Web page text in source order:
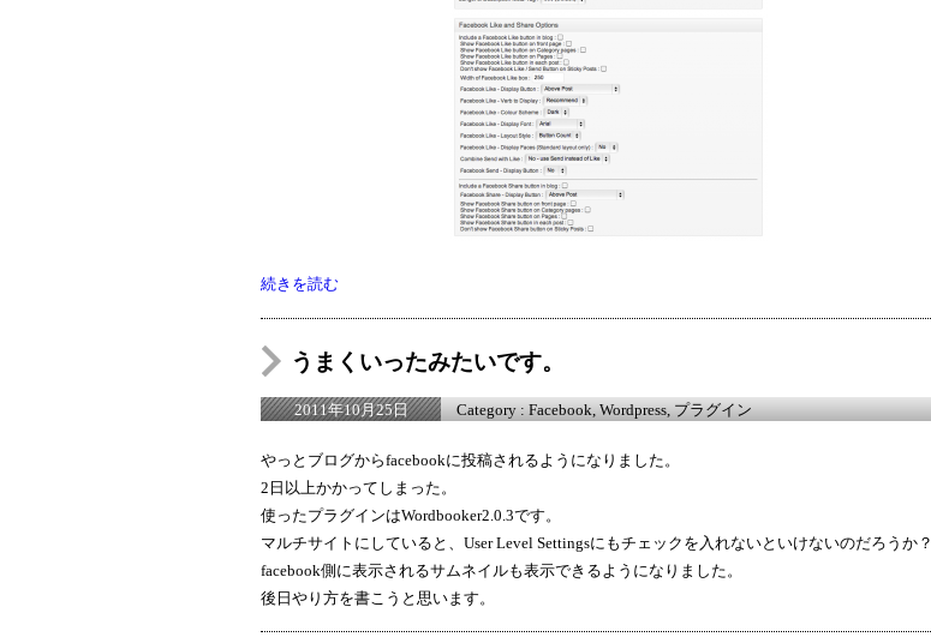
続きを読む
うまくいったみたいです。
2011年10月25日 Category : Facebook, Wordpress, プラグイン
やっとブログからfacebookに投稿されるようになりました。
2日以上かかってしまった。
使ったプラグインはWordbooker2.0.3です。
マルチサイトにしていると、User Level Settingsにもチェックを入れないといけないのだろうか？
facebook側に表示されるサムネイルも表示できるようになりました。
後日やり方を書こうと思います。